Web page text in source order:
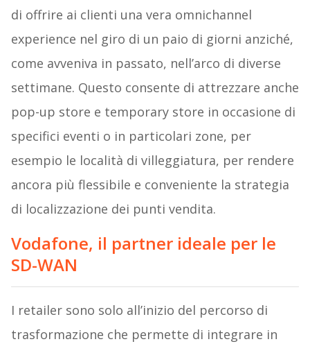
di offrire ai clienti una vera omnichannel
experience nel giro di un paio di giorni anziché,
come avveniva in passato, nell’arco di diverse
settimane. Questo consente di attrezzare anche
pop-up store e temporary store in occasione di
specifici eventi o in particolari zone, per
esempio le località di villeggiatura, per rendere
ancora più flessibile e conveniente la strategia
di localizzazione dei punti vendita.
Vodafone, il partner ideale per le
SD-WAN
I retailer sono solo all’inizio del percorso di
trasformazione che permette di integrare in